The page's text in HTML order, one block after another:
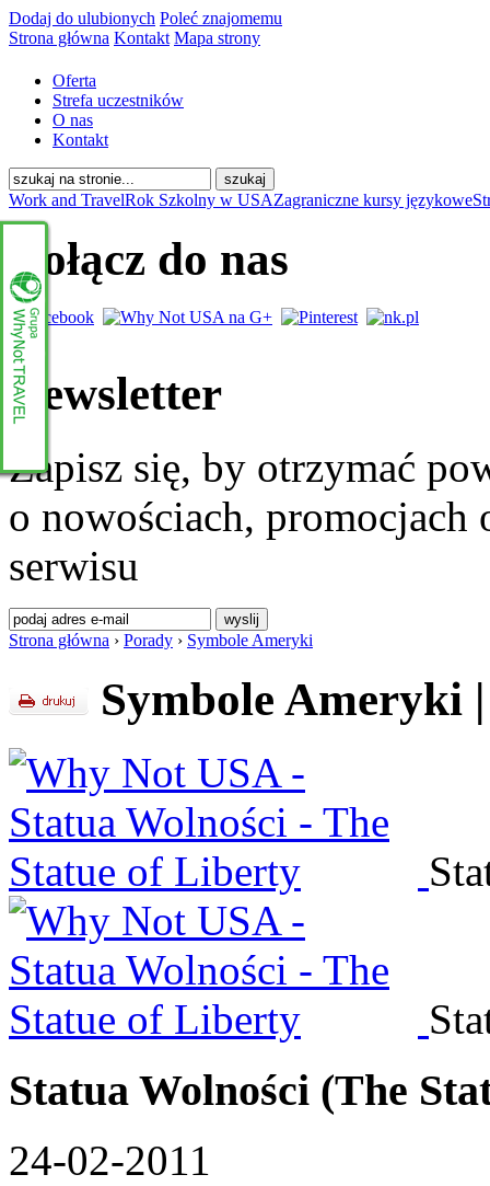
Dodaj do ulubionych Poleć znajomemu
Strona główna Kontakt Mapa strony
Oferta
Strefa uczestników
O nas
Kontakt
Work and TravelRok Szkolny w USAZagraniczne kursy językowe
Dołącz do nas
Newsletter
Zapisz się, by otrzymać
o nowościach, promocjach
serwisu
Strona główna › Porady › Symbole Ameryki
Symbole Ameryki |
Statua Wolności (The
24-02-2011
www.whynottravel.pl